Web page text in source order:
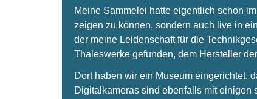
Meine Sammelei hatte eigentlich schon
zeigen zu können, sondern auch live in
der meine Leidenschaft für die
Thaleswerke gefunden, dem Hersteller
Dort haben wir ein Museum eingerichtet,
Digitalkameras sind ebenfalls mit einigen